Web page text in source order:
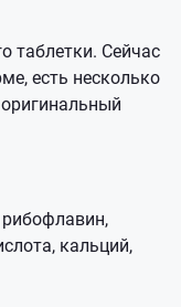
таблетки. Сейчас
есть несколько
кальций,